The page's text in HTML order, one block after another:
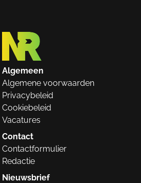
Algemeen
Algemene voorwaarden
Privacybeleid
Cookiebeleid
Vacatures
Contact
Contactformulier
Redactie
Nieuwsbrief